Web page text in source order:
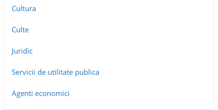
Cultura
Culte
Juridic
Servicii de utilitate publica
Agenti economici